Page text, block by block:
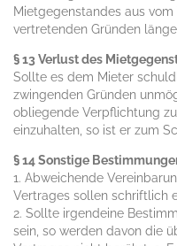
Mietgegenstandes aus
vertretenden Gründen
§ 13 Verlust des
Sollte es dem Mieter
zwingenden Gründen
obliegende Verpflichtung
einzuhalten, so ist er zum
§ 14 Sonstige
1. Abweichende
Vertrages sollen schriftlich
2. Sollte irgendeine
sein, so werden davon die